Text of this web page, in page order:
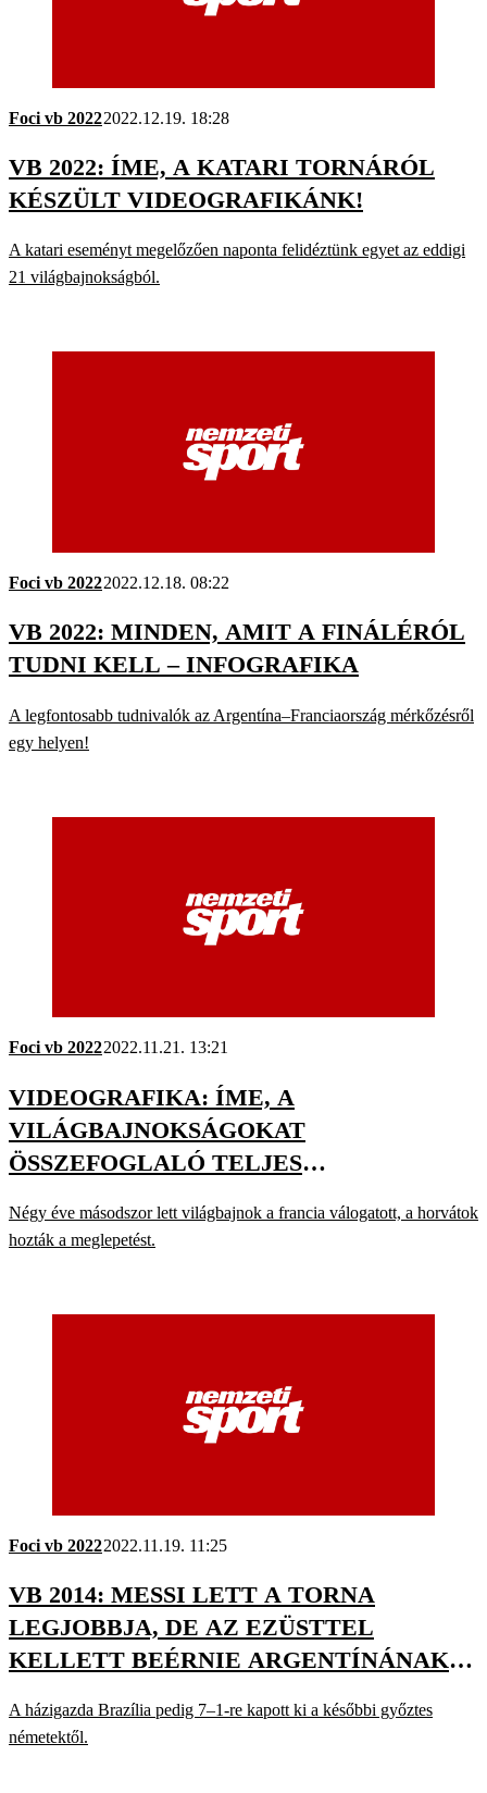
Foci vb 20222022.12.19. 18:28
VB 2022: ÍME, A KATARI TORNÁRÓL
KÉSZÜLT VIDEOGRAFIKÁNK!
A katari eseményt megelőzően naponta felidéztünk egyet az eddigi
21 világbajnokságból.
Foci vb 20222022.12.18. 08:22
VB 2022: MINDEN, AMIT A FINÁLÉRÓL
TUDNI KELL – INFOGRAFIKA
A legfontosabb tudnivalók az Argentína–Franciaország mérkőzésről
egy helyen!
Foci vb 20222022.11.21. 13:21
VIDEOGRAFIKA: ÍME, A
VILÁGBAJNOKSÁGOKAT
ÖSSZEFOGLALÓ TELJES
Négy éve másodszor lett világbajnok a francia válogatott, a horvátok
hozták a meglepetést.
Foci vb 20222022.11.19. 11:25
VB 2014: MESSI LETT A TORNA
LEGJOBBJA, DE AZ EZÜSTTEL
KELLETT BEÉRNIE ARGENTÍNÁNAK –
A házigazda Brazília pedig 7–1-re kapott ki a későbbi győztes
németektől.